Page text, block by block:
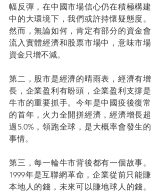
幅反彈，在中國市場信心仍在積極構建
中的大環境下，我們或許持懷疑態度。
然而，無論如何，肯定有部分的資金會
流入實體經濟和股票市場中，意味市場
資金只增不減。
第二，股市是經濟的晴雨表，經濟有增
長，企業盈利有盼頭，企業盈利支撐是
牛市的重要抓手。今年是中國疫後復常
的首年，火力全開拼經濟，經濟增長超
過5.0%，領跑全球，是大概率會發生的
事情。
第三，每一輪牛市背後都有一個故事。
1999年是互聯網革命，企業從前只能賺
本地人的錢，未來可以賺地球人的錢。